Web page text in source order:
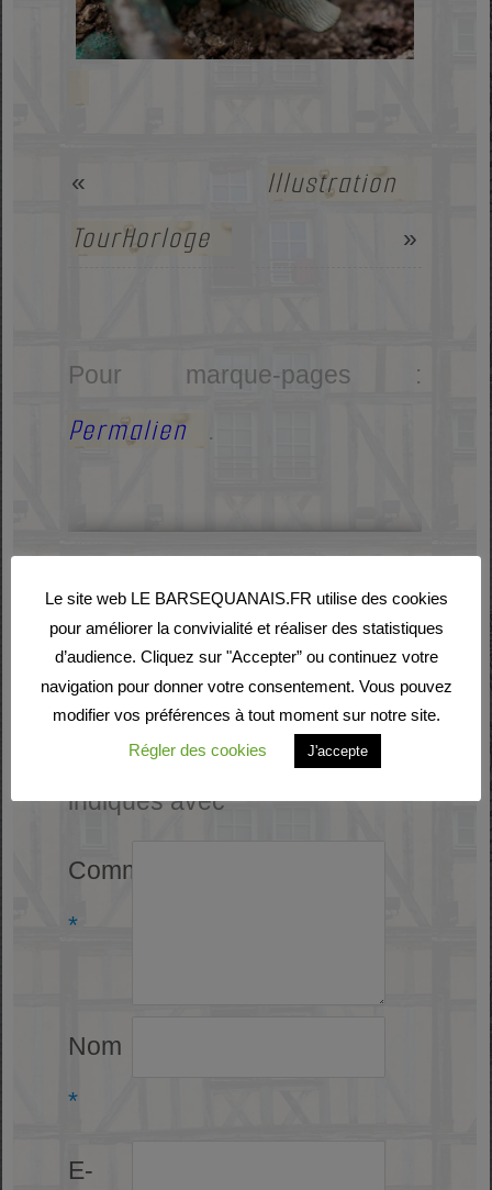
«
TourHorloge
Illustration
»
Pour marque-pages :
Permalien .
Votre adresse e-mail ne
sera pas publiée.
Les
champs obligatoires sont
indiqués avec*
Commentaire
*
Nom
*
E-
Le site web LE BARSEQUANAIS.FR utilise des cookies
pour améliorer la convivialité et réaliser des statistiques
d’audience. Cliquez sur "Accepter” ou continuez votre
navigation pour donner votre consentement. Vous pouvez
modifier vos préférences à tout moment sur notre site.
Régler des cookies
J'accepte